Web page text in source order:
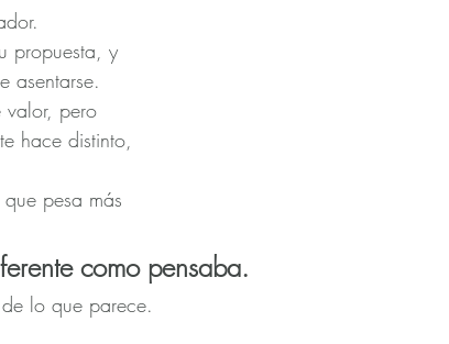
propuesta, y
asentarse.
valor, pero
hace distinto,
pesa más
como pensaba.
lo que parece.